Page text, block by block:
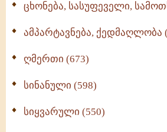
ცხონება, სასუფეველი,
ამპარტავნება, ქედმაღლობა
ღმერთი (673)
სინანული (598)
სიყვარული (550)